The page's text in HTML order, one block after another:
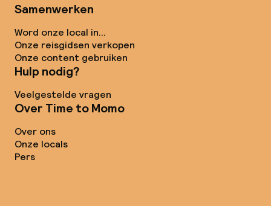
Samenwerken
Word onze local in...
Onze reisgidsen verkopen
Onze content gebruiken
Hulp nodig?
Veelgestelde vragen
Over Time to Momo
Over ons
Onze locals
Pers